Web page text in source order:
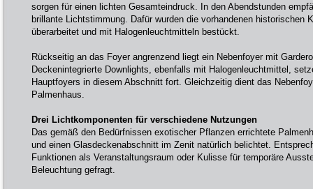
sorgen für einen lichten Gesamteindruck. In den Abendstunden
brillante Lichtstimmung. Dafür wurden die vorhandenen historischen
überarbeitet und mit Halogenleuchtmitteln bestückt.
Rückseitig an das Foyer angrenzend liegt ein Nebenfoyer mit
Deckenintegrierte Downlights, ebenfalls mit Halogenleuchtmittel,
Hauptfoyers in diesem Abschnitt fort. Gleichzeitig dient das
Palmenhaus.
Drei Lichtkomponenten für verschiedene Nutzungen
Das gemäß den Bedürfnissen exotischer Pflanzen errichtete
und einen Glasdeckenabschnitt im Zenit natürlich belichtet.
Funktionen als Veranstaltungsraum oder Kulisse für temporäre
Beleuchtung gefragt.